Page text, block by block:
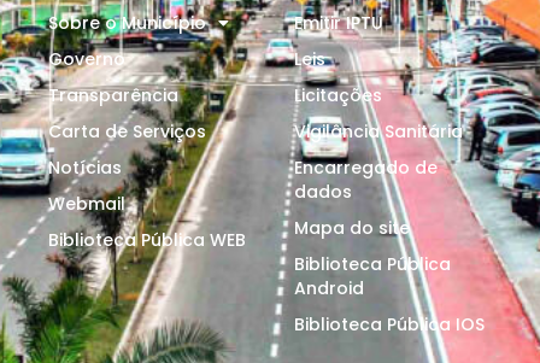
Sobre o Município
Governo
Transparência
Carta de Serviços
Notícias
Webmail
Biblioteca Pública WEB
Emitir IPTU
Leis
Licitações
Vigilância Sanitária
Encarregado de
dados
Mapa do site
Biblioteca Pública
Android
Biblioteca Pública IOS